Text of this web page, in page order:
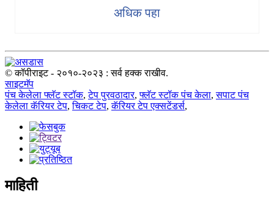
अधिक पहा
© कॉपीराइट - २०१०-२०२३ : सर्व हक्क राखीव.
साइटमॅप
पंच केलेला फ्लॅट स्टॉक,टेप पुरवठादार,फ्लॅट स्टॉक पंच केला,सपाट पंच
केलेला कॅरियर टेप,चिकट टेप,कॅरियर टेप एक्सटेंडर्स,
माहिती